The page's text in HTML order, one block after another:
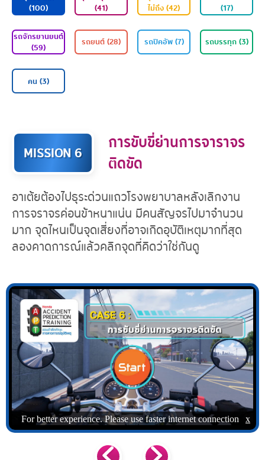
ทุกประเภท
(100)
(59)
คน (3)
MISSION 6
การขับขี่ย่านการจาราจร
ติดขัด
อาเต้ยต้องไปธุระด่วนแถวโรงพยาบาลหลังเลิกงาน
การจราจรค่อนข้าหนาแน่น มีคนสัญจรไปมาจำนวน
มาก จุดไหนเป็นจุดเสี่ยงที่อาจเกิดอุบัติเหตุมากที่สุด
ลองคาดการณ์แล้วคลิกจุดที่คิดว่าใช่กันดู